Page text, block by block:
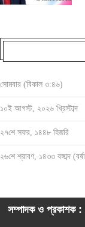
সোমবার (বিকাল ৩:৪৬)
১০ই আগস্ট, ২০২৬ খ্রিস্টাব্দ
২৭শে সফর, ১৪৪৮ হিজরি
২৬শে শ্রাবণ, ১৪৩৩ বঙ্গাব্দ
সম্পাদক ও প্রকাশক :